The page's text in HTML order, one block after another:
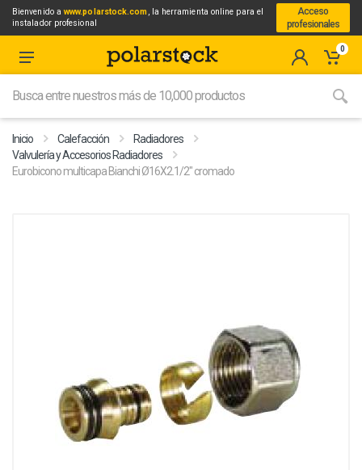
Bienvenido awww.polarstock.com, la herramienta online para el
instalador profesional
Acceso
profesionales
0
Inicio Calefacción
Radiadores
Valvulería y Accesorios Radiadores
Eurobicono multicapa Bianchi Ø16X2.1/2" cromado